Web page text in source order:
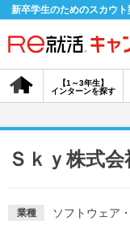
新卒学生のためのスカウ
【1～3年生】
インターンを探す
会員登
探す
Ｓｋｙ株式会
業種 ソフトウェア